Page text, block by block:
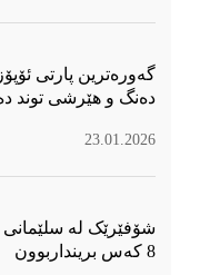
گەورەترین پارتی
دەنگ و هێرشی توند
23.01.2026
شۆفێرێک لە سلێمانی
8 کەس برینداربوون